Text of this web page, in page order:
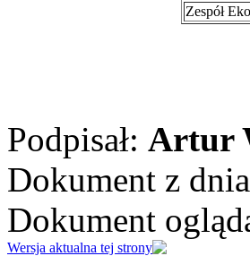
Zespół
Podpisał: Artur
Dokument z
Dokument
Wersja aktualna tej strony